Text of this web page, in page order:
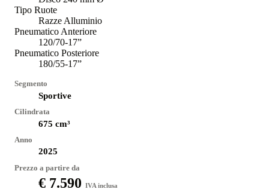
Tipo Ruote
Razze Alluminio
Pneumatico Anteriore
120/70-17”
Pneumatico Posteriore
180/55-17”
Segmento
Sportive
Cilindrata
675 cm³
Anno
2025
Prezzo a partire da
€ 7.590 IVA inclusa